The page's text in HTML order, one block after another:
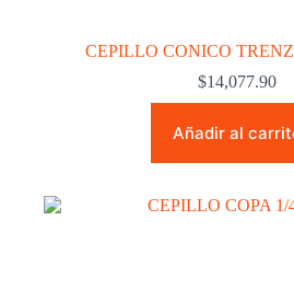
CEPILLO CONICO
$14,077.90
Añadir al